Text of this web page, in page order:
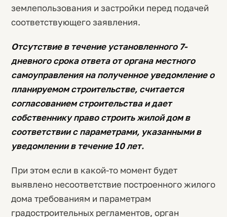
землепользования и застройки перед подачей
соответствующего заявления.
Отсутствие в течение установленного 7-
дневного срока ответа от органа местного
самоуправления на полученное уведомление о
планируемом строительстве, считается
согласованием строительства и дает
собственнику право строить жилой дом в
соответствии с параметрами, указанными в
уведомлении в течение 10 лет.
При этом если в какой-то момент будет
выявлено несоответствие построенного жилого
дома требованиям и параметрам
градостроительных регламентов, орган